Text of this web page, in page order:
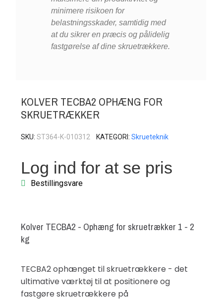
minimere risikoen for
belastningsskader, samtidig med
at du sikrer en præcis og pålidelig
fastgørelse af dine skruetrækkere.
KOLVER TECBA2 OPHÆNG FOR
SKRUETRÆKKER
SKU ST364-K-010312 KATEGORI Skrueteknik
Log ind for at se pris
Bestillingsvare
Kolver TECBA2 - Ophæng for skruetrækker 1 - 2
kg
TECBA2 ophænget til skruetrækkere - det
ultimative værktøj til at positionere og
fastgøre skruetrækkere på